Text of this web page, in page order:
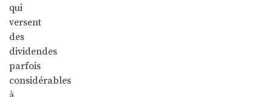
qui
versent
des
dividendes
parfois
considérables